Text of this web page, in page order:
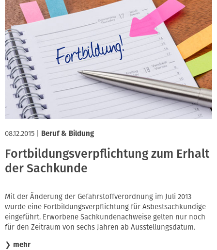
Recht & Wirtschaft
Soziales & Tarifpolitik
Verband & Innungen
Interviews
Innung
08.12.2015 Beruf & Bildung
Fortbildungsverpflichtung zum Erhalt
der Sachkunde
Mit der Änderung der Gefahrstoffverordnung im Juli 2013
wurde eine Fortbildungsverpflichtung für Asbestsachkundige
eingeführt. Erworbene Sachkundenachweise gelten nur noch
für den Zeitraum von sechs Jahren ab Ausstellungsdatum.
❯ mehr